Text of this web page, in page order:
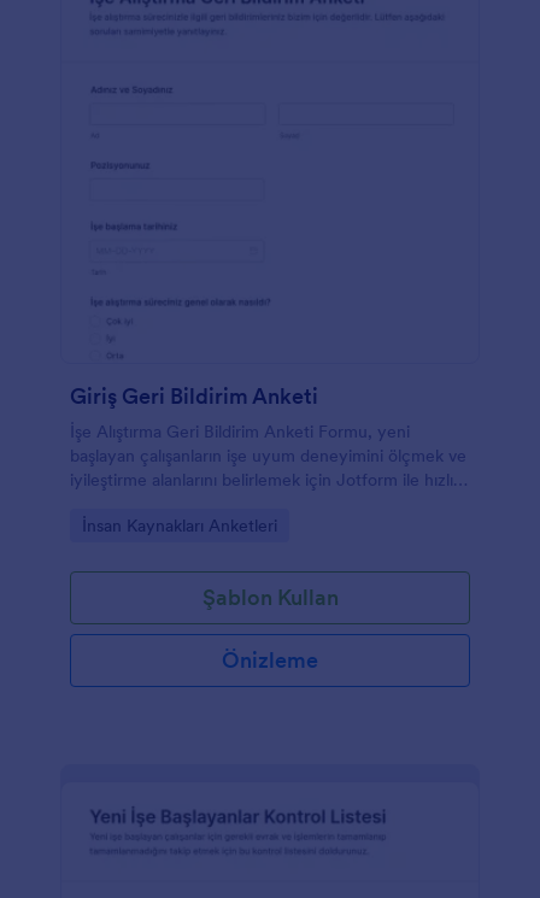
Giriş Geri Bildirim Anketi
İşe Alıştırma Geri Bildirim Anketi Formu, yeni
başlayan çalışanların işe uyum deneyimini ölçmek ve
iyileştirme alanlarını belirlemek için Jotform ile hızlı
Go to Category:
İnsan Kaynakları Anketleri
Şablon Kullan
Önizleme